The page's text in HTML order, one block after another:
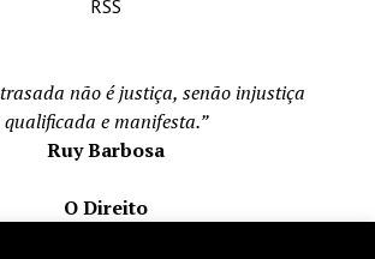
RSS
não é justiça, senão injustiça
qualificada e manifesta.”
Ruy Barbosa
O Direito